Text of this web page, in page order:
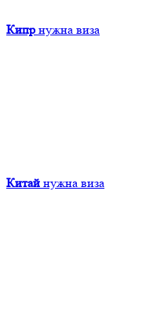
Кипр нужна виза
Китай нужна виза